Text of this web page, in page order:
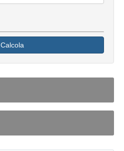
Calcola